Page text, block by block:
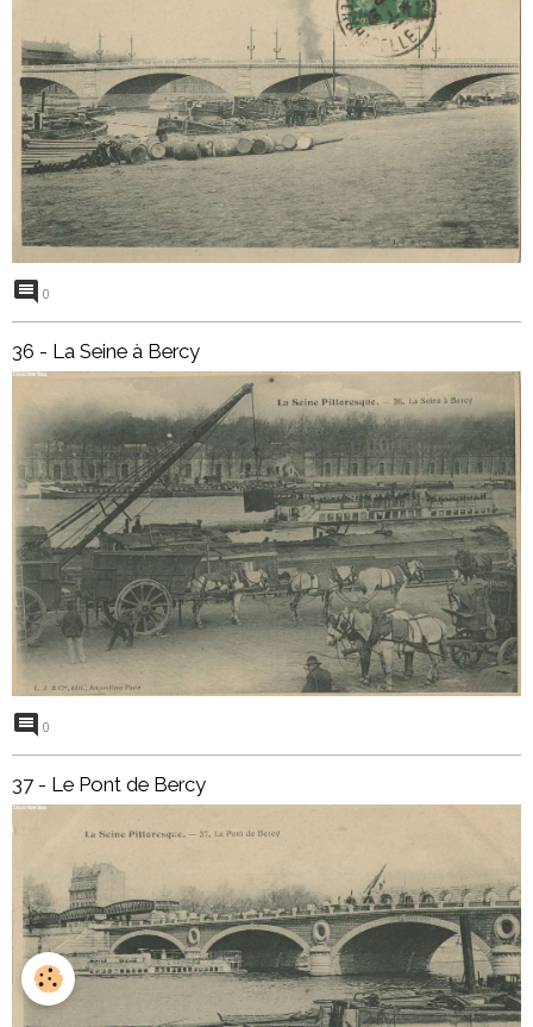
0
36 - La Seine à Bercy
0
37 - Le Pont de Bercy